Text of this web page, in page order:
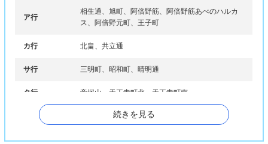
ア行
相生通、旭町、阿倍野筋、阿倍野筋あべのハルカ
ス、阿倍野元町、王子町
カ行 北畠、共立通
サ行 三明町、昭和町、晴明通
タ行 帝塚山、天王寺町北、天王寺町南
長池町、西田辺町
ハ行 橋本町、播磨町、万代、阪南町、美章園、文の里
続きを見る